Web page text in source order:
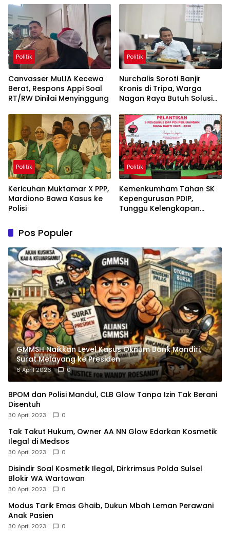
Politik
Canvasser MuLIA Kecewa
Berat, Respons Appi Soal
RT/RW Dinilai Menyinggung
Politik
Nurchalis Soroti Banjir
Kronis di Tripa, Warga
Nagan Raya Butuh Solusi
Politik
Kericuhan Muktamar X PPP,
Mardiono Bawa Kasus ke
Polisi
Politik
Kemenkumham Tahan SK
Kepengurusan PDIP,
Tunggu Kelengkapan
Pos Populer
GMMSH Naikkan Level Kasus Oknum Bank Mandiri,
Surat Melayang ke Presiden
6 April 2026 0
BPOM dan Polisi Mandul, CLB Glow Tanpa Izin Tak Berani
Disentuh
30 April 2023 0
Tak Takut Hukum, Owner AA NN Glow Edarkan Kosmetik
Ilegal di Medsos
30 April 2023 0
Disindir Soal Kosmetik Ilegal, Dirkrimsus Polda Sulsel
Blokir WA Wartawan
30 April 2023 0
Modus Tarik Emas Ghaib, Dukun Mbah Leman Perawani
Anak Pasien
30 April 2023 0